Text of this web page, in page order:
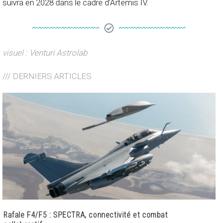
suivra en 2028 dans le cadre d’Artemis IV.
visuel : Venturi Astrolab
/// DERNIERS ARTICLES
Rafale F4/F5 : SPECTRA, connectivité et combat